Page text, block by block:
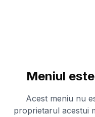
Meniul
Acest meniu nu
proprietarul acestui